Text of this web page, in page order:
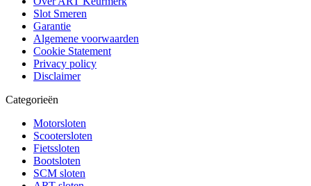
Slot Smeren
Garantie
Algemene voorwaarden
Cookie Statement
Privacy policy
Disclaimer
Categorieën
Motorsloten
Scootersloten
Fietssloten
Bootsloten
SCM sloten